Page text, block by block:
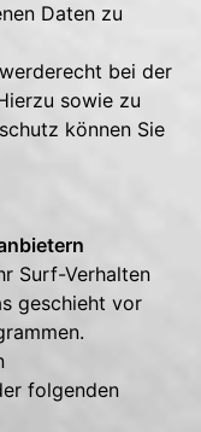
Daten zu
bei der
sowie zu
können Sie
Surf-Verhalten
geschieht vor
folgenden